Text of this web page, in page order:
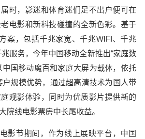
时，影迷和体育迷们足不出户便可在
电影和新科技碰撞的全新色彩。基于
案，包括千兆家宽、千兆WIFI、千兆
服务，今年中国移动全新推出“家庭数
中国移动魔百和家庭大屏为载体，依托
户规模优势，通过超高清技术为国人带
观影体验，同时为优质影片提供新的
院线电影票房中长尾收益。
影节期间，作为线上展映平台，中国